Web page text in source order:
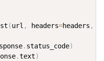
(url , headers=headers ,
. status_code)
.text)